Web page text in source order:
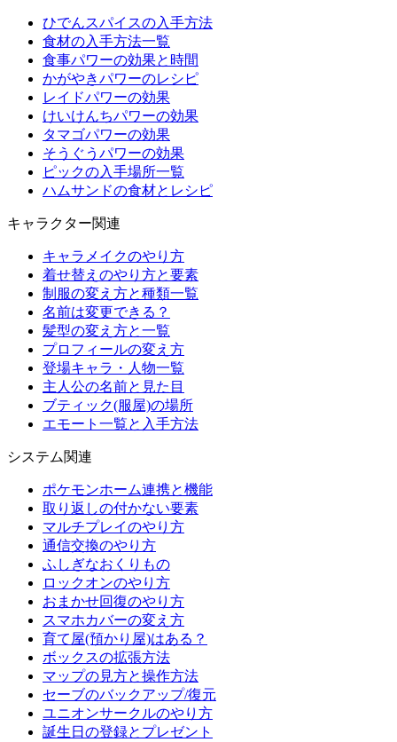
ひでんスパイスの入手方法
食材の入手方法一覧
食事パワーの効果と時間
かがやきパワーのレシピ
レイドパワーの効果
けいけんちパワーの効果
タマゴパワーの効果
そうぐうパワーの効果
ピックの入手場所一覧
ハムサンドの食材とレシピ
キャラクター関連
キャラメイクのやり方
着せ替えのやり方と要素
制服の変え方と種類一覧
名前は変更できる？
髪型の変え方と一覧
プロフィールの変え方
登場キャラ・人物一覧
主人公の名前と見た目
ブティック(服屋)の場所
エモート一覧と入手方法
システム関連
ポケモンホーム連携と機能
取り返しの付かない要素
マルチプレイのやり方
通信交換のやり方
ふしぎなおくりもの
ロックオンのやり方
おまかせ回復のやり方
スマホカバーの変え方
育て屋(預かり屋)はある？
ボックスの拡張方法
マップの見方と操作方法
セーブのバックアップ/復元
ユニオンサークルのやり方
誕生日の登録とプレゼント